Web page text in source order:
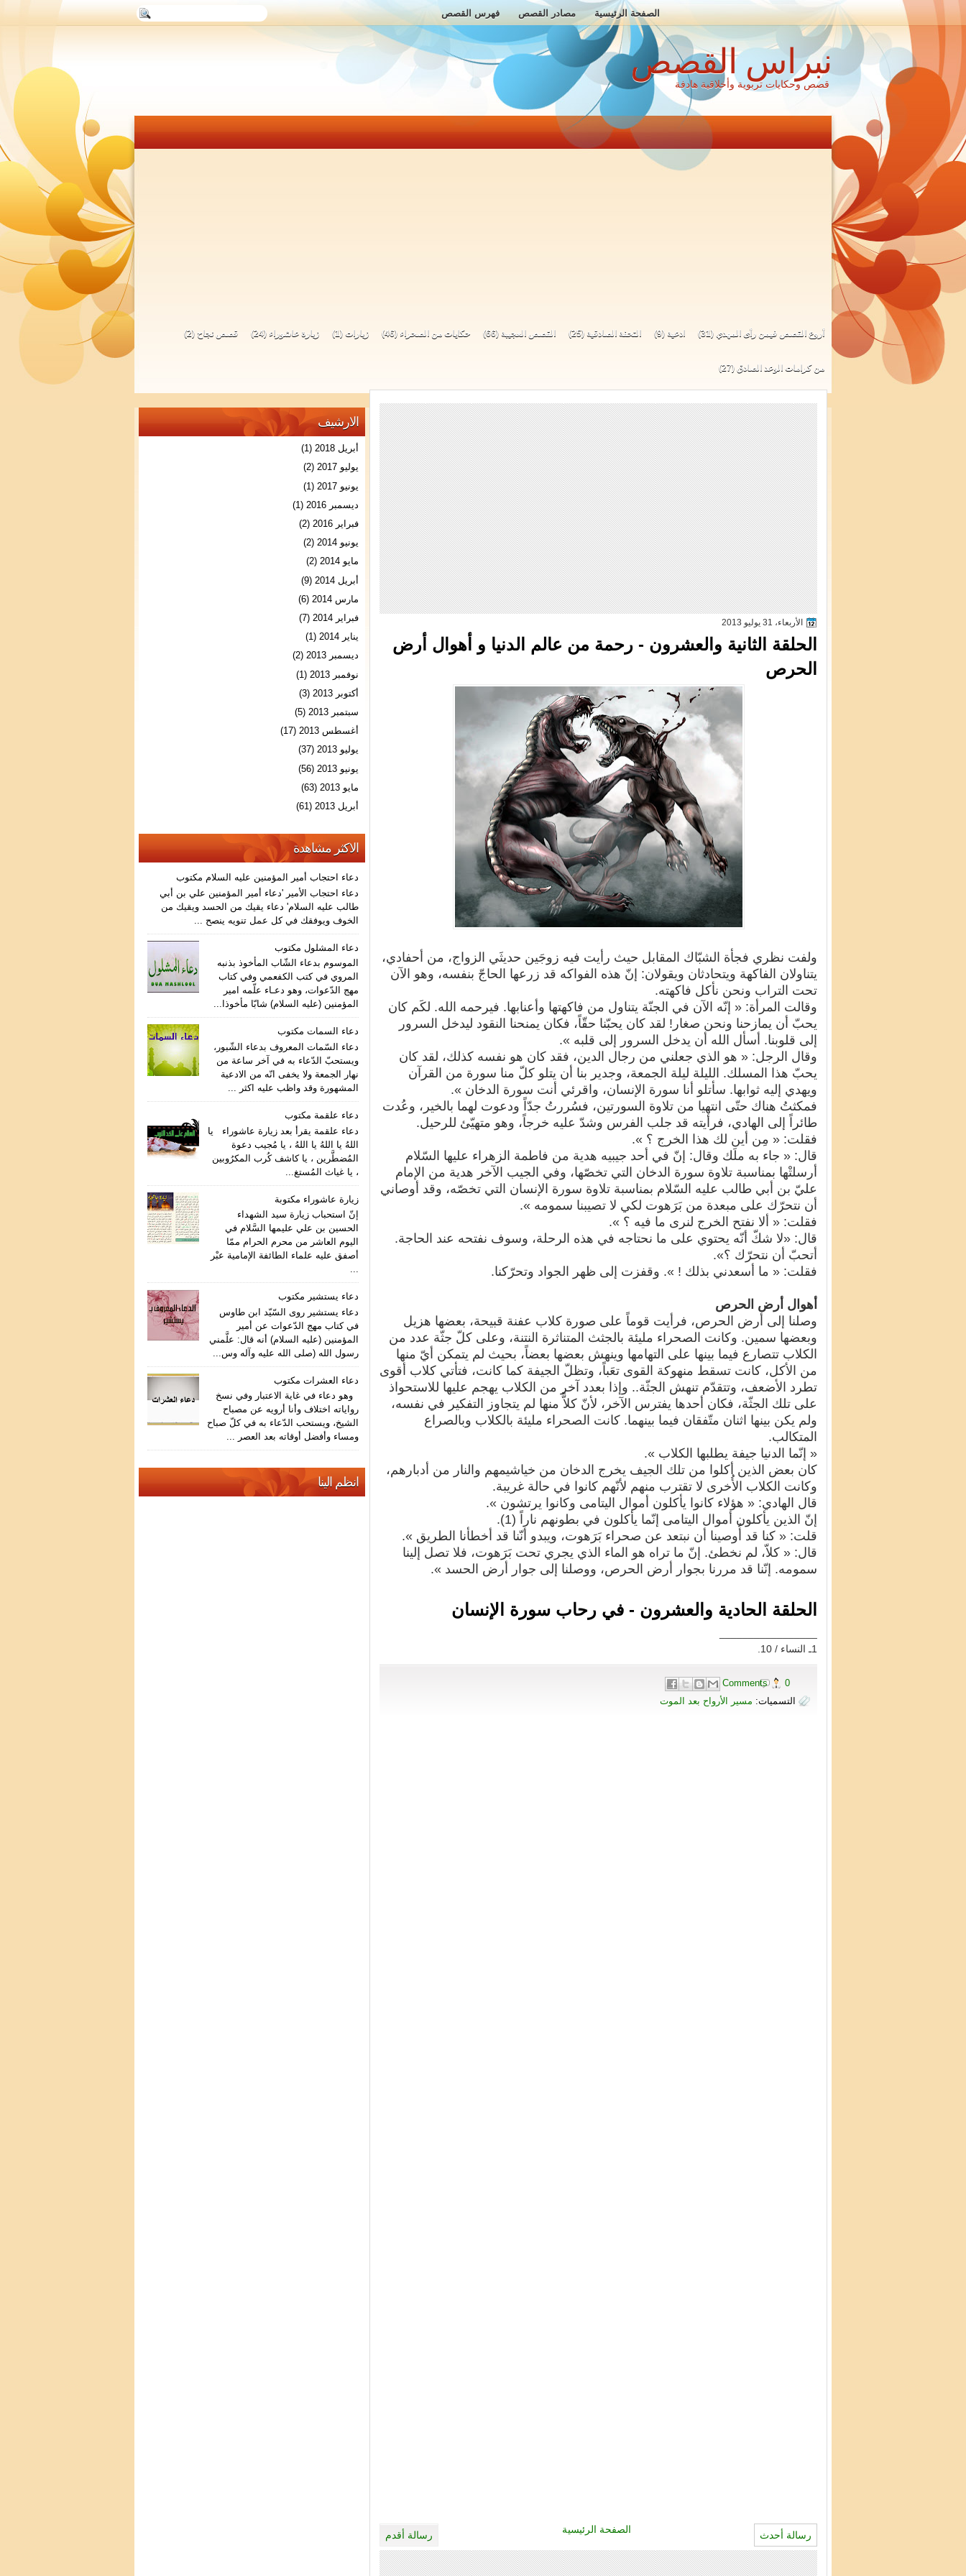
الصفحة الرئيسية مصادر القصص فهرس القصص
نبراس القصص
قصص وحكايات تربوية وأخلاقية هادفة
أروع القصص فيمن رأى المهدي (31) ادعية (9) التحفة الصادقية (25) القصص العجيبة (66) حكايات من الصحراء (46) زيارات (1) زيارة عاشوراء (24) قصص نجاح (2)
من كرامات الوعد الصادق (27)
الأربعاء، 31 يوليو 2013
الحلقة الثانية والعشرون - رحمة من عالم الدنيا و أهوال أرض
الحرص
ولفت نظري فجأة الشبّاك المقابل حيث رأيت فيه زوجَين حديثَي الزواج، من أحفادي،
يتناولان الفاكهة ويتحادثان ويقولان: إنّ هذه الفواكه قد زرعها الحاجّ بنفسه، وهو الآن
تحت التراب ونحن نأكل فاكهته.
وقالت المرأة: « إنّه الآن في الجنّة يتناول من فاكهتها وأعنابها. فيرحمه الله. لكَم كان
يحبّ أن يمازحنا ونحن صغار! لقد كان يحبّنا حقّاً، فكان يمنحنا النقود ليدخل السرور
إلى قلوبنا. أسأل الله أن يدخل السرور إلى قلبه ».
وقال الرجل: « هو الذي جعلني من رجال الدين، فقد كان هو نفسه كذلك، لقد كان
يحبّ هذا المسلك. الليلة ليلة الجمعة، وجدير بنا أن يتلو كلّ منا سورة من القرآن
ويهدي إليه ثوابها. سأتلو أنا سورة الإنسان، واقرئي أنت سورة الدخان ».
فمكثتُ هناك حتّى انتهيا من تلاوة السورتين، فسُررتُ جدّاً ودعوت لهما بالخير، وعُدت
طائراً إلى الهادي، فرأيته قد جلب الفرس وشدّ عليه خرجاً، وهو متهيّئ للرحيل.
فقلت: « مِن أين لك هذا الخرج ؟ ».
قال: « جاء به ملَك وقال: إنّ في أحد جيبيه هدية من فاطمة الزهراء عليها السّلام
أرسلتْها بمناسبة تلاوة سورة الدخان التي تخصّها، وفي الجيب الآخر هدية من الإمام
عليّ بن أبي طالب عليه السّلام بمناسبة تلاوة سورة الإنسان التي تخصّه، وقد أوصاني
أن نتحرّك على مبعدة من بَرَهوت لكي لا تصيبنا سمومه ».
فقلت: « ألا نفتح الخرج لنرى ما فيه ؟ ».
قال: «لا شكّ أنّه يحتوي على ما نحتاجه في هذه الرحلة، وسوف نفتحه عند الحاجة.
أتحبّ أن نتحرّك ؟».
فقلت: « ما أسعدني بذلك ! ». وقفزت إلى ظهر الجواد وتحرّكنا.
أهوال أرض الحرص
وصلنا إلى أرض الحرص، فرأيت قوماً على صورة كلاب عفنة قبيحة، بعضها هزيل
وبعضها سمين. وكانت الصحراء مليئة بالجثث المتناثرة النتنة، وعلى كلّ جثّة عدد من
الكلاب تتصارع فيما بينها على التهامها وينهش بعضها بعضاً، بحيث لم يتمكن أيّ منها
من الأكل، كانت تسقط منهوكة القوى تعَباً، وتظلّ الجيفة كما كانت، فتأتي كلاب أقوى
تطرد الأضعف، وتتقدّم تنهش الجثّة.. وإذا بعدد آخر من الكلاب يهجم عليها للاستحواذ
على تلك الجثّة، فكان أحدها يفترس الآخر، لأنّ كلاًّ منها لم يتجاوز التفكير في نفسه،
ولم يكن بينها اثنان متّفقان فيما بينهما. كانت الصحراء مليئة بالكلاب وبالصراع
المتكالب.
« إنّما الدنيا جيفة يطلبها الكلاب ».
كان بعض الذين أكلوا من تلك الجيف يخرج الدخان من خياشيمهم والنار من أدبارهم،
وكانت الكلاب الأُخرى لا تقترب منهم لأنّهم كانوا في حالة غريبة.
قال الهادي: « هؤلاء كانوا يأكلون أموال اليتامى وكانوا يرتشون ».
إنّ الذين يأكلون أموال اليتامى إنّما يأكلون في بطونهم ناراً (1).
قلت: « كنا قد أُوصينا أن نبتعد عن صحراء بَرَهوت، ويبدو أنّنا قد أخطأنا الطريق ».
قال: « كلاّ، لم نخطئ. إنّ ما تراه هو الماء الذي يجري تحت بَرَهوت، فلا تصل إلينا
سمومه. إنّنا قد مررنا بجوار أرض الحرص، ووصلنا إلى جوار أرض الحسد ».
الحلقة الحادية والعشرون - في رحاب سورة الإنسان
1ـ النساء / 10.
0 Comments
التسميات: مسير الأرواح بعد الموت
رسالة أحدث رسالة أقدم الصفحة الرئيسية
الارشيف
أبريل 2018
(1)
يوليو 2017
(2)
يونيو 2017
(1)
ديسمبر 2016
(1)
فبراير 2016
(2)
يونيو 2014
(2)
مايو 2014
(2)
أبريل 2014
(9)
مارس 2014
(6)
فبراير 2014
(7)
يناير 2014
(1)
ديسمبر 2013
(2)
نوفمبر 2013
(1)
أكتوبر 2013
(3)
سبتمبر 2013
(5)
أغسطس 2013
(17)
يوليو 2013
(37)
يونيو 2013
(56)
مايو 2013
(63)
أبريل 2013
(61)
الاكثر مشاهدة
دعاء احتجاب أمير المؤمنين عليه السلام مكتوب
دعاء احتجاب الأمير 'دعاء أمير المؤمنين علي بن أبي
طالب عليه السلام' دعاء يقيك من الحسد ويقيك من
الخوف ويوفقك في كل عمل تنويه ينصح ...
دعاء المشلول مكتوب
الموسوم بدعاء الشّاب المأخوذ بذنبه
المروي في كتب الكفعمي وفي كتاب
مهج الدّعوات، وهو دعـاء علّمه امير
المؤمنين (عليه السلام) شابّا مأخوذا...
دعاء السمات مكتوب
دعاء السّمات المعروف بدعاء الشّبور،
ويستحبّ الدّعاء به في آخر ساعة من
نهار الجمعة ولا يخفى انّه من الادعية
المشهورة وقد واظب عليه اكثر ...
دعاء علقمة مكتوب
دعاء علقمة يقرأ بعد زيارة عاشوراء يا
اللهُ يا اللهُ يا اللهُ ، يا مُجيب دعوة
المُضطَّرين ، يا كاشف كُرب المكرُوبين
، يا غياث المُستغ...
زيارة عاشوراء مكتوبة
إنّ استحباب زيارة سيد الشهداء
الحسين بن علي عليمها السَّلام في
اليوم العاشر من محرم الحرام ممّا
أصفق عليه علماء الطائفة الإمامية عبْر
...
دعاء يستشير مكتوب
دعاء يستشير روى السّيّد ابن طاوس
في كتاب مهج الدّعوات عن أمير
المؤمنين (عليه السلام) أنه قال: علَّمني
رسول الله (صلى الله عليه وآله وس...
دعاء العشرات مكتوب
وهو دعاء في غاية الاعتبار وفي نسخ
رواياته اختلاف وأنا أرويه عن مصباح
الشيخ، ويستحب الدّعاء به في كلّ صباح
ومساء وأفضل أوقاته بعد العصر ...
انظم الينا